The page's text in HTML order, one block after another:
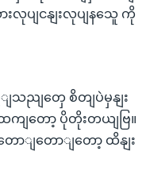
ပျငနျးလုပျနသေူ ကို
ညျတှေ စိတျပဲမှနျး
ကျတော့ ပိုတိုးတယျဗြ။
ာျတောျတော့ ထိနျး